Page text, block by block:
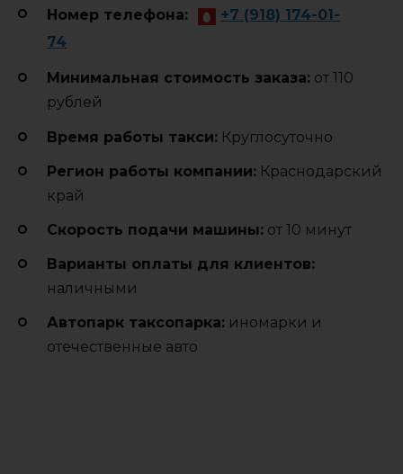
Номер телефона:
+7 (918) 174-01-
74
Минимальная стоимость заказа: от 110
рублей
Время работы такси: Круглосуточно
Регион работы компании: Краснодарский
край
Cкорость подачи машины: от 10 минут
Варианты оплаты для клиентов:
наличными
Автопарк таксопарка: иномарки и
отечественные авто